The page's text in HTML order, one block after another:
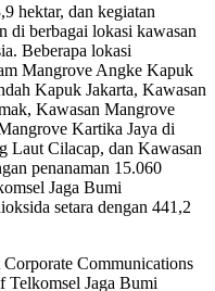
hektar, dan kegiatan
di berbagai lokasi kawasan
Beberapa lokasi
Mangrove Angke Kapuk
Kapuk Jakarta, Kawasan
Kawasan Mangrove
Kartika Jaya di
Laut Cilacap, dan Kawasan
penanaman 15.060
Jaga Bumi
setara dengan 441,2
Communications
Telkomsel Jaga Bumi